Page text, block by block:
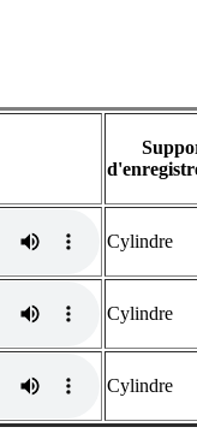
Cylindre
Cylindre
Cylindre